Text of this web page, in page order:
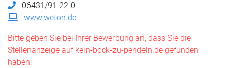
06431/91 22-0
www.weton.de
Bitte geben Sie bei Ihrer Bewerbung an, dass Sie die
Stellenanzeige auf kein-bock-zu-pendeln.de gefunden
haben.